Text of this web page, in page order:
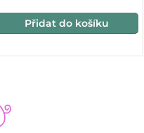
Přidat do košíku